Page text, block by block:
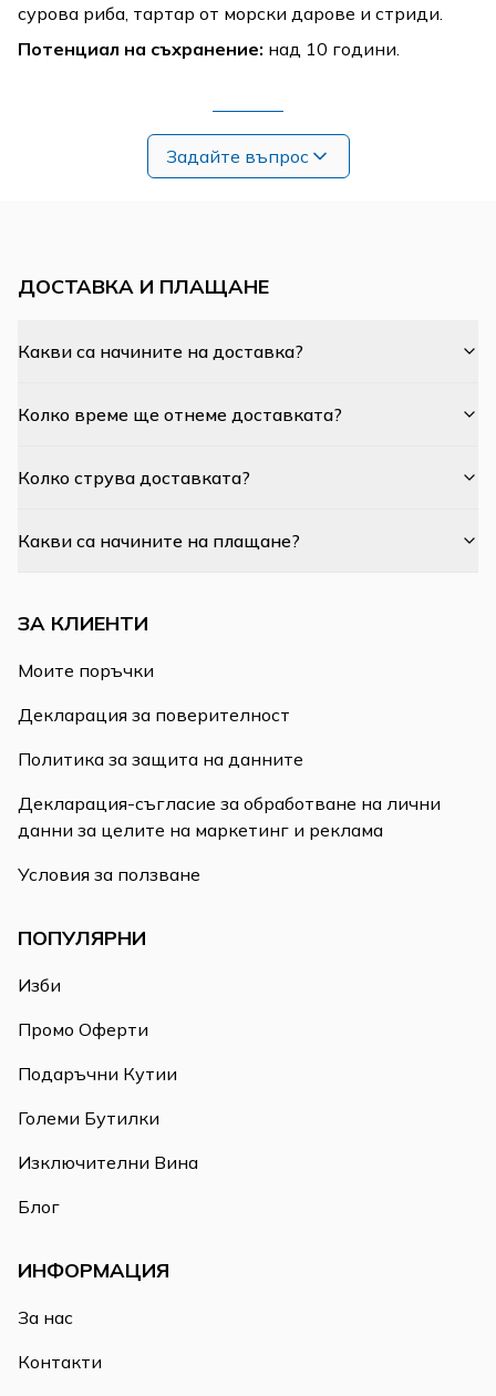
сурова риба, тартар от морски дарове и стриди.
Потенциал на съхранение: над 10 години.
Задайте въпрос
ДОСТАВКА И ПЛАЩАНЕ
Какви са начините на доставка?
Колко време ще отнеме доставката?
Колко струва доставката?
Какви са начините на плащане?
ЗА КЛИЕНТИ
Моите поръчки
Декларация за поверителност
Политика за защита на данните
Декларация-съгласие за обработване на лични
данни за целите на маркетинг и реклама
Условия за ползване
ПОПУЛЯРНИ
Изби
Промо Оферти
Подаръчни Кутии
Големи Бутилки
Изключителни Вина
Блог
ИНФОРМАЦИЯ
За нас
Контакти